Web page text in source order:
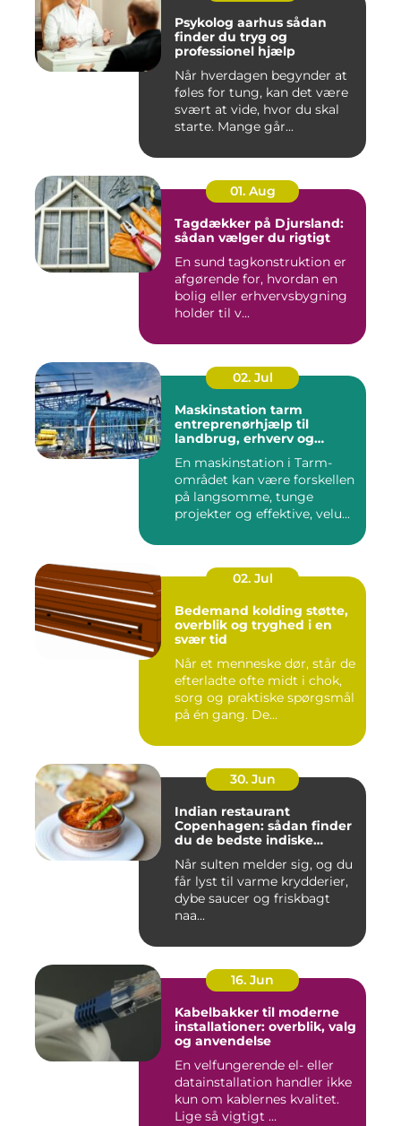
Psykolog aarhus sådan
finder du tryg og
professionel hjælp
Når hverdagen begynder at
føles for tung, kan det være
svært at vide, hvor du skal
starte. Mange går...
01. Aug
Tagdækker på Djursland:
sådan vælger du rigtigt
En sund tagkonstruktion er
afgørende for, hvordan en
bolig eller erhvervsbygning
holder til v...
02. Jul
Maskinstation tarm
entreprenørhjælp til
landbrug, erhverv og
En maskinstation i Tarm-
området kan være forskellen
på langsomme, tunge
projekter og effektive, velu...
02. Jul
Bedemand kolding støtte,
overblik og tryghed i en
svær tid
Når et menneske dør, står de
efterladte ofte midt i chok,
sorg og praktiske spørgsmål
på én gang. De...
30. Jun
Indian restaurant
Copenhagen: sådan finder
du de bedste indiske
Når sulten melder sig, og du
får lyst til varme krydderier,
dybe saucer og friskbagt
naa...
16. Jun
Kabelbakker til moderne
installationer: overblik, valg
og anvendelse
En velfungerende el- eller
datainstallation handler ikke
kun om kablernes kvalitet.
Lige så vigtigt ...